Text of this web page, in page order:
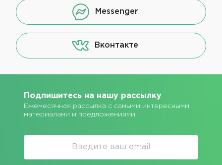
Messenger
Вконтакте
Подпишитесь на нашу рассылку
Ежемесячная рассылка с самыми интересными
материалами и предложениями